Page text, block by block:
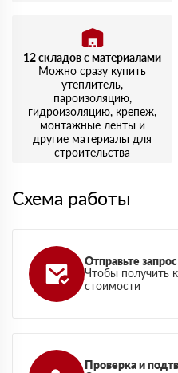
12 складов с материалами
Можно сразу купить
утеплитель,
пароизоляцию,
гидроизоляцию, крепеж,
монтажные ленты и
другие материалы для
строительства
Схема работы
Отправьте
Чтобы получить
стоимости
Проверка и